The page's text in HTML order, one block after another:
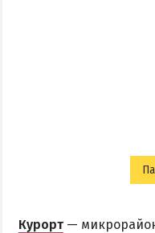
Курорт —